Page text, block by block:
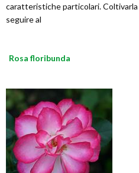
caratteristiche particolari. Coltivarla
seguire al
Rosa floribunda